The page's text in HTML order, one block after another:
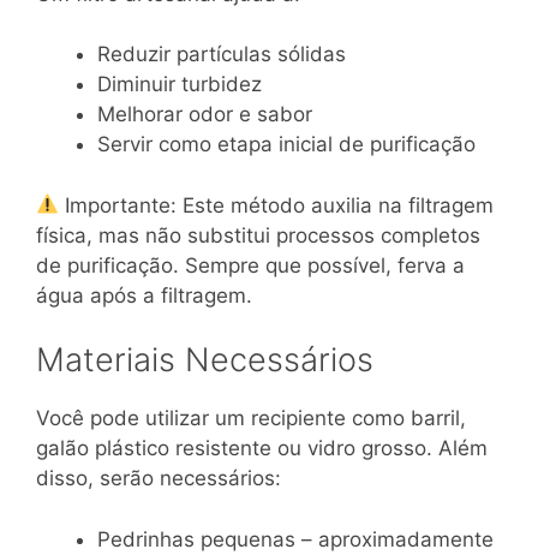
Reduzir partículas sólidas
Diminuir turbidez
Melhorar odor e sabor
Servir como etapa inicial de purificação
Importante: Este método auxilia na filtragem
física, mas não substitui processos completos
de purificação. Sempre que possível, ferva a
água após a filtragem.
Materiais Necessários
Você pode utilizar um recipiente como barril,
galão plástico resistente ou vidro grosso. Além
disso, serão necessários:
Pedrinhas pequenas – aproximadamente